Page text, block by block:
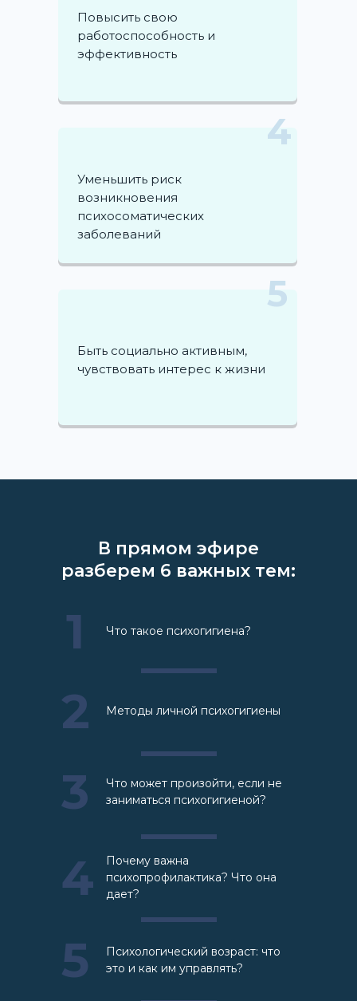
4
Уменьшить риск
возникновения
психосоматических
заболеваний
Повысить свою
работоспособность и
эффективность
5
Быть социально активным,
чувствовать интерес к жизни
В прямом эфире
разберем 6 важных тем:
Что такое психогигиена?
1
Методы личной психогигиены
2
3
Что может произойти, если не
заниматься психогигиеной?
4
Почему важна
психопрофилактика? Что она
дает?
Психологический возраст: что
это и как им управлять?
5